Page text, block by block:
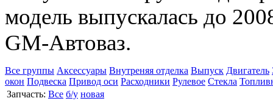
модель выпускалась до
GM-Автоваз.
Все группы Аксессуары Внутреняя отделка Выпуск Двигатель
окон Подвеска Привод оси Расходники Рулевое Стекла
Запчасть: Все б/у новая